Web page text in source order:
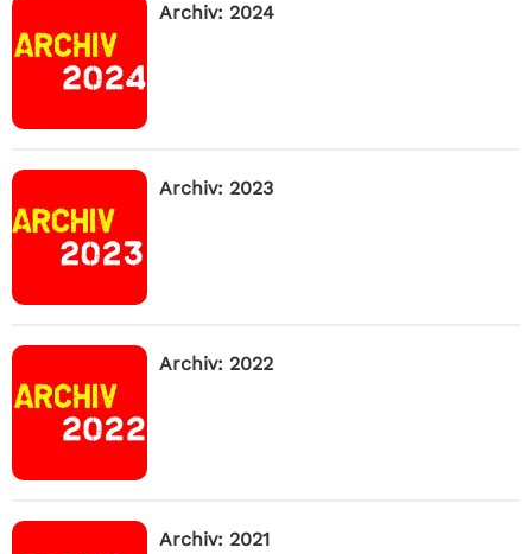
Archiv: 2024
Archiv: 2023
Archiv: 2022
Archiv: 2021